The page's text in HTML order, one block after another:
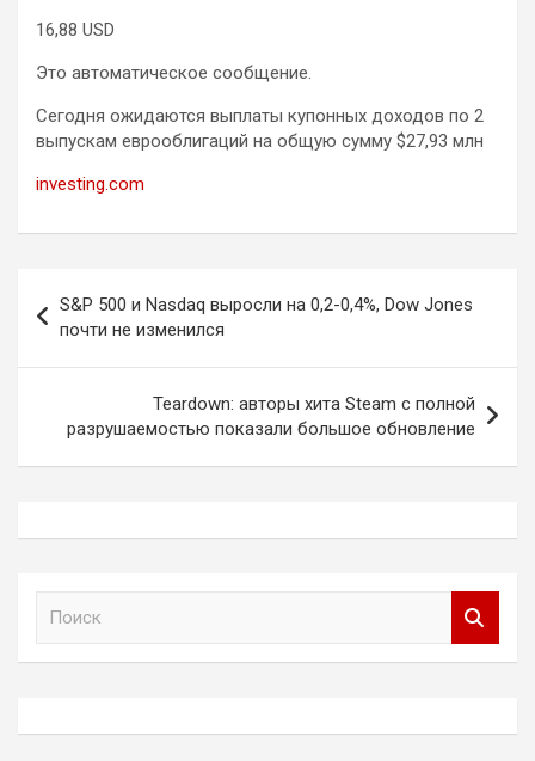
16,88 USD
Это автоматическое сообщение.
Сегодня ожидаются выплаты купонных доходов по 2
выпускам еврооблигаций на общую сумму $27,93 млн
investing.com
по
записям
S&P 500 и Nasdaq выросли на 0,2-0,4%, Dow Jones
почти не изменился
Teardown: авторы хита Steam с полной
разрушаемостью показали большое обновление